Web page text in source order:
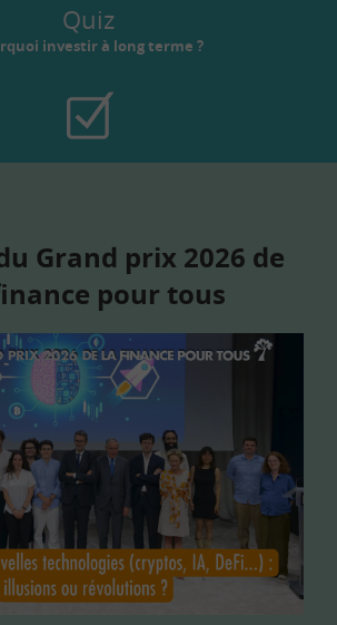
Quiz
investir à long terme ?
Grand prix 2026 de
pour tous